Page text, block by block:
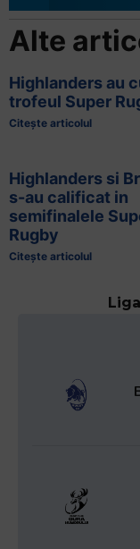
Alte
Highlanders au
trofeul Super
Citește articolul
Highlanders si
s-au calificat in
semifinalele
Rugby
Citește articolul